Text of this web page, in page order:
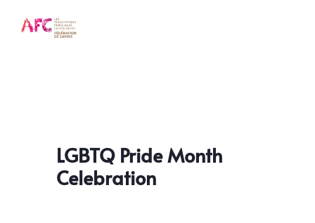
LGBTQ Pride Month
Celebration